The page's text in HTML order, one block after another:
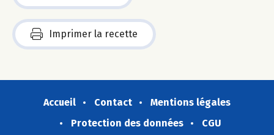
Imprimer la recette
Accueil Contact
Mentions légales
Protection des données
CGU